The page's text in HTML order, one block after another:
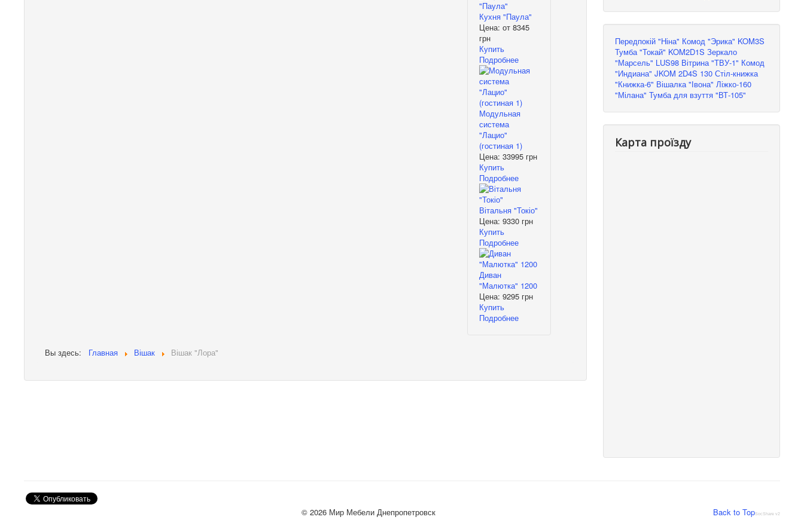
Кухня "Паула"
Цена: от 8345
грн
Купить
Подробнее
Модульная
система
"Лацио"
(гостиная 1)
Цена: 33995 грн
Купить
Подробнее
Вітальня "Токіо"
Цена: 9330 грн
Купить
Подробнее
Диван
"Малютка" 1200
Цена: 9295 грн
Купить
Подробнее
Вы здесь: Главная Вішак Вішак "Лора"
Передпокій "Ніна" Комод "Эрика" KOM3S
Тумба "Токай" KOM2D1S Зеркало
"Марсель" LUS98 Вітрина "ТВУ-1" Комод
"Индиана" JKOM 2D4S 130 Стіл-книжка
"Книжка-6" Вішалка "Івона" Ліжко-160
"Мілана" Тумба для взуття "ВТ-105"
Карта проїзду
SocShare v2
Back to Top
© 2026 Мир Мебели Днепропетровск